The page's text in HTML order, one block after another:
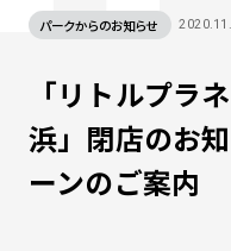
パークからのお知らせ
「リトルプラ
浜」閉店のお
ーンのご案内